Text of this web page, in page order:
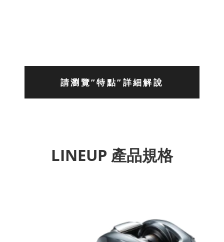
請瀏覽”特點”詳細解說
LINEUP 產品規格